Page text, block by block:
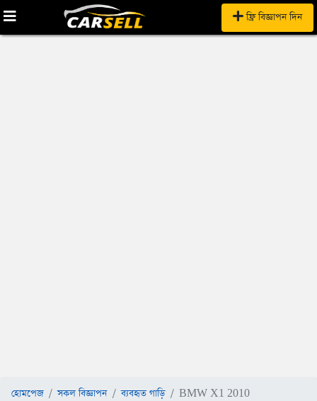
ফ্রি বিজ্ঞাপন দিন
হোমপেজ সকল বিজ্ঞাপন ব্যবহৃত গাড়ি BMW X1 2010